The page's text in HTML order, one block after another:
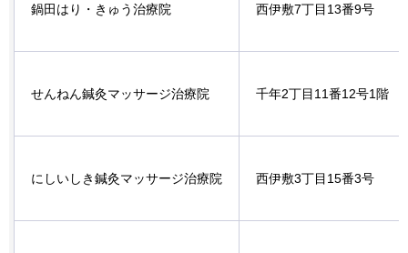
鍋田はり・きゅう治療院 西伊敷7丁目13番9号
せんねん鍼灸マッサージ治療院 千年2丁目11番12号1階
にしいしき鍼灸マッサージ治療院 西伊敷3丁目15番3号